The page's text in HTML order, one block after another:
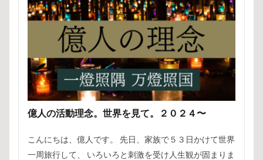
億人の活動理念。世界を見て。２０２４〜
こんにちは、億人です。 先日、家族で５３日かけて世界
一周旅行して、 いろいろと刺激を受け人生観が固まりま